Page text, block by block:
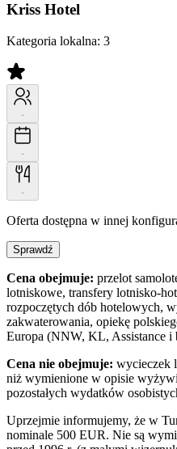
Kriss Hotel
Kategoria lokalna: 3
-
-
-
Oferta dostępna w innej
Sprawdź
Cena obejmuje: przelot
lotniskowe, transfery lotnisko-
rozpoczętych dób hotelowych,
zakwaterowania, opiekę
Europa (NNW, KL, Assistance i
Cena nie obejmuje: wycieczek
niż wymienione w opisie
pozostałych wydatków
Uprzejmie informujemy, że w
nominale 500 EUR. Nie są